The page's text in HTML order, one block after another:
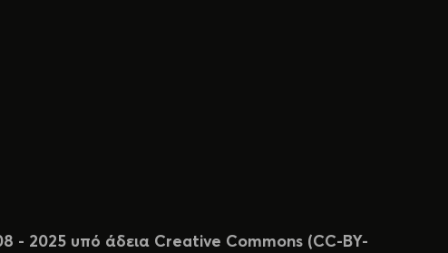
- 2025 υπό άδεια Creative Commons (CC-BY-